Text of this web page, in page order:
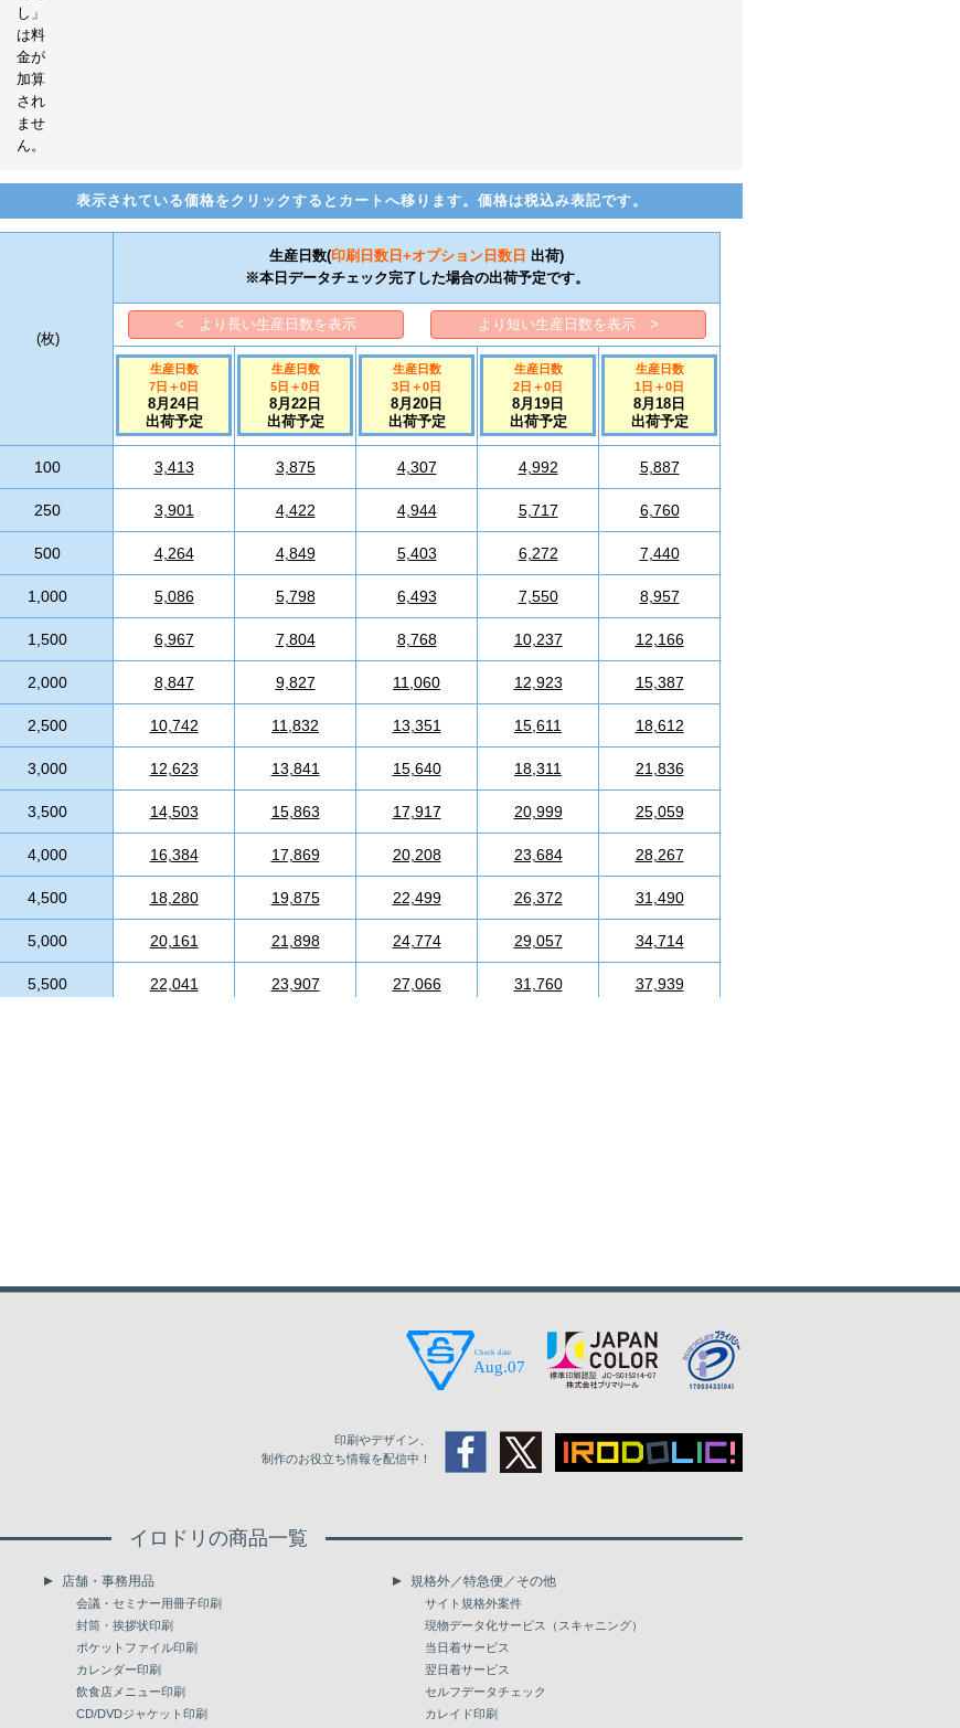
し」
は料
金が
加算
され
ませ
ん。
表示されている価格をクリックするとカートへ移ります。価格は税込み表記です。
(枚)
生産日数(印刷日数 日+オプション日数 日 出荷)
※本日データチェック完了した場合の出荷予定です。
< より長い生産日数を表示 より短い生産日数を表示 >
生産日数
7日 ＋0日
8月24日
出荷予定
生産日数
5日 ＋0日
8月22日
出荷予定
生産日数
3日 ＋0日
8月20日
出荷予定
生産日数
2日 ＋0日
8月19日
出荷予定
生産日数
1日 ＋0日
8月18日
出荷予定
100 3,413 3,875 4,307 4,992 5,887
250 3,901 4,422 4,944 5,717 6,760
500 4,264 4,849 5,403 6,272 7,440
1,000 5,086 5,798 6,493 7,550 8,957
1,500 6,967 7,804 8,768 10,237 12,166
2,000 8,847 9,827 11,060 12,923 15,387
2,500 10,742 11,832 13,351 15,611 18,612
3,000 12,623 13,841 15,640 18,311 21,836
3,500 14,503 15,863 17,917 20,999 25,059
4,000 16,384 17,869 20,208 23,684 28,267
4,500 18,280 19,875 22,499 26,372 31,490
5,000 20,161 21,898 24,774 29,057 34,714
5,500 22,041 23,907 27,066 31,760 37,939
9,000 35,236 38,000 43,073 50,579 60,486
45,365 53,265 63,694
47,639 55,952 66,918
45,238 51,321 60,265 72,069
12,000 45,049 48,461 54,987 64,579 77,220
12,500 46,566 56,820 66,743
48,082 58,654 68,908 82,372
49,600 60,503
51,100 62,335
印刷やデザイン、
制作のお役立ち情報を配信中！
イロドリの商品一覧
店舗・事務用品
会議・セミナー用冊子印刷
封筒・挨拶状印刷
ポケットファイル印刷
カレンダー印刷
飲食店メニュー印刷
CD/DVDジャケット印刷
規格外／特急便／その他
サイト規格外案件
現物データ化サービス（スキャニング）
当日着サービス
翌日着サービス
セルフデータチェック
カレイド印刷